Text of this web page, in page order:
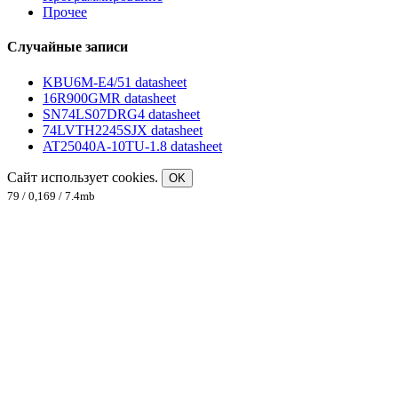
Прочее
Случайные записи
KBU6M-E4/51 datasheet
16R900GMR datasheet
SN74LS07DRG4 datasheet
74LVTH2245SJX datasheet
AT25040A-10TU-1.8 datasheet
Сайт использует cookies.
OK
79 / 0,169 / 7.4mb